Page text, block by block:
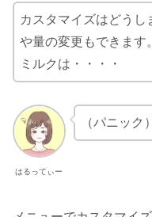
カスタマイズはどうし
や量の変更もできます。
ミルクは・・・・
はるってぃー
（パニック）